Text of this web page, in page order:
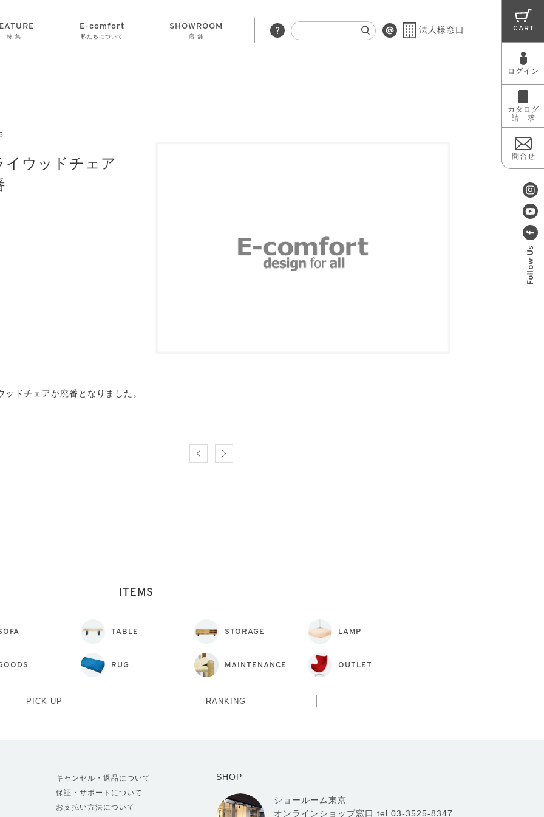
特 集
E-comfort
私たちについて
SHOWROOM
店 舗
法人様窓口 CART
ログイン
カタログ
請 求
問合せ
イウッドチェア
ッドチェアが廃番となりました。
ITEMS
TABLE STORAGE LAMP
RUG MAINTENANCE OUTLET
PICK UP RANKING
SHOP
ショールーム東京
オンラインショップ窓口 tel.03-3525-8347
キャンセル・返品について
保証・サポートについて
お支払い方法について